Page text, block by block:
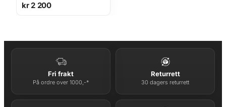
kr2 200
Fri frakt
På ordre over 1000,-*
Returrett
30 dagers returrett